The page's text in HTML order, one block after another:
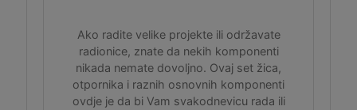
Ako radite velike projekte ili održavate
radionice, znate da nekih komponenti
nikada nemate dovoljno. Ovaj set žica,
otpornika i raznih osnovnih komponenti
ovdje je da bi Vam svakodnevicu rada ili